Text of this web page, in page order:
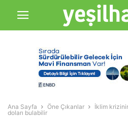
Ana Sayfa Öne Çıkanlar
İklim
doları bulabilir